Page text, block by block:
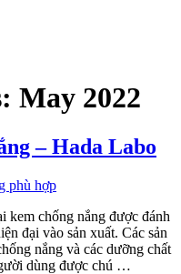
May 2022
– Hada Labo
kem chống nắng được đánh
đại vào sản xuất. Các sản
nắng và các dưỡng chất
dùng được chú …